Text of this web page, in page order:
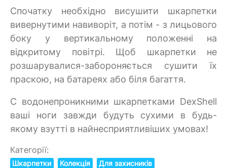
Спочатку необхідно висушити шкарпетки
вивернутими навиворіт, а потім - з лицьового
боку у вертикальному положенні на
відкритому повітрі. Щоб шкарпетки не
розшарувалися-забороняється сушити їх
праскою, на батареях або біля багаття.
C водонепроникними шкарпетками DexShell
ваші ноги завжди будуть сухими в будь-
якому взутті в найнесприятливіших умовах!
Категорії:
Шкарпетки Колекція
Для захисників